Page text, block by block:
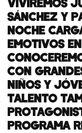
SÁNCHEZ Y
NOCHE
EMOTIVOS
CON
NIÑOS Y
TALENTO
PROGRAMA